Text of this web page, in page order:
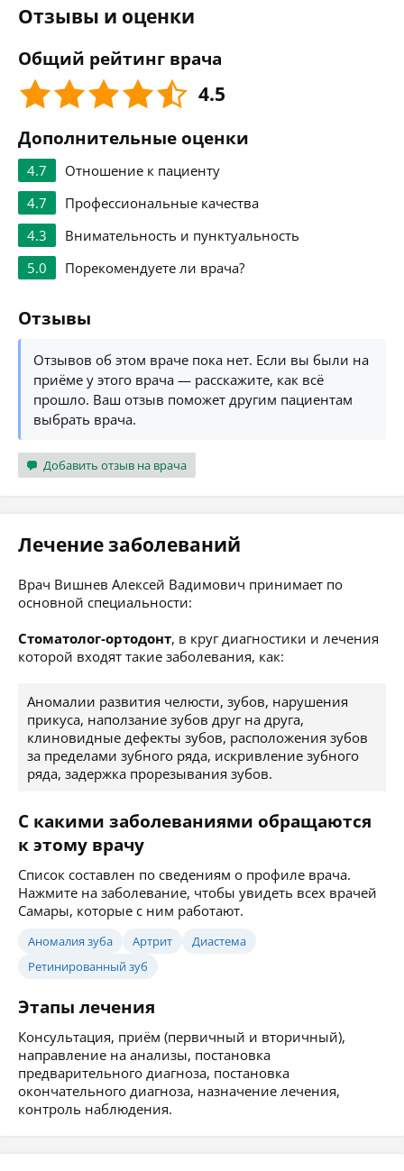
Отзывы и оценки
Общий рейтинг врача
4.5
Дополнительные оценки
4.7
Отношение к пациенту
4.7
Профессиональные качества
4.3
Внимательность и пунктуальность
5.0
Порекомендуете ли врача?
Отзывы
Отзывов об этом враче пока нет. Если вы были на
приёме у этого врача — расскажите, как всё
прошло. Ваш отзыв поможет другим пациентам
выбрать врача.
Добавить отзыв на врача
Лечение заболеваний
Врач Вишнев Алексей Вадимович принимает по
основной специальности:
Стоматолог-ортодонт, в круг диагностики и лечения
которой входят такие заболевания, как:
Аномалии развития челюсти, зубов, нарушения
прикуса, наползание зубов друг на друга,
клиновидные дефекты зубов, расположения зубов
за пределами зубного ряда, искривление зубного
ряда, задержка прорезывания зубов.
С какими заболеваниями обращаются
к этому врачу
Список составлен по сведениям о профиле врача.
Нажмите на заболевание, чтобы увидеть всех врачей
Самары, которые с ним работают.
Аномалия зуба Артрит
Диастема
Ретинированный зуб
Этапы лечения
Консультация, приём (первичный и вторичный),
направление на анализы, постановка
предварительного диагноза, постановка
окончательного диагноза, назначение лечения,
контроль наблюдения.